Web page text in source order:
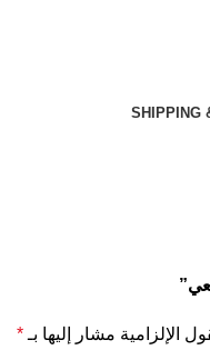
SHIPPING
الإلزامية مشار إليها بـ *